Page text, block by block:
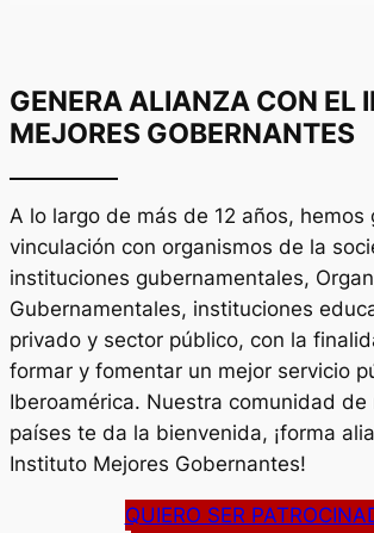
GENERA ALIANZA CON EL
MEJORES GOBERNANTES
A lo largo de más de 12 años, hemos
vinculación con organismos de la
instituciones gubernamentales,
Gubernamentales, instituciones
privado y sector público, con la
formar y fomentar un mejor servicio
Iberoamérica. Nuestra comunidad de
países te da la bienvenida, ¡forma
Instituto Mejores Gobernantes!
QUIERO SER